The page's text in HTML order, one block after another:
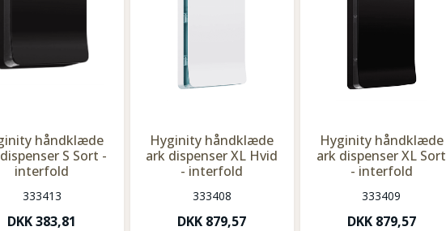
håndklæde
S Sort -
interfold
333413
DKK383,81
Hyginity håndklæde
ark dispenser XL Hvid
- interfold
333408
DKK 879,57
Hyginity håndklæde
ark dispenser XL Sort
- interfold
333409
DKK 879,57